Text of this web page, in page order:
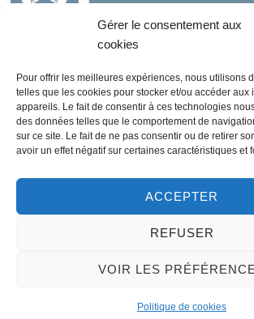
Gérer le consentement aux
cookies
Pour offrir les meilleures expériences, nous utilisons
telles que les cookies pour stocker et/ou accéder aux
appareils. Le fait de consentir à ces technologies
des données telles que le comportement de
sur ce site. Le fait de ne pas consentir ou de retirer
avoir un effet négatif sur certaines caractéristiques et
ACCEPTER
REFUSER
VOIR LES
Politique de cookies
Mairie de Meung-sur-Loire
Mairie,
32 rue du Général de
45130 Meung-sur-
mairie@meung-sur-
Horaires
9h00 à 12h30 & 13h30 à
Mardi :14h00 à 17h30